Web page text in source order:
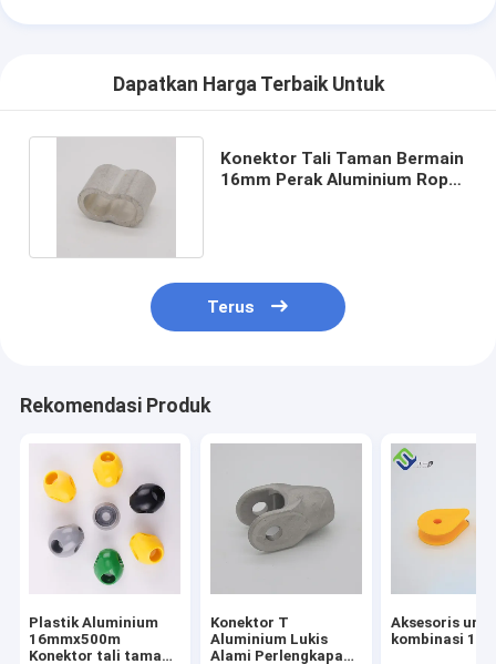
Dapatkan Harga Terbaik Untuk
Konektor Tali Taman Bermain
16mm Perak Aluminium Rope
Terus
Rekomendasi Produk
Plastik Aluminium
16mmx500m
Konektor tali taman
Konektor T
Aluminium Lukis
Alami Perlengkapan
Aksesoris
kombinasi